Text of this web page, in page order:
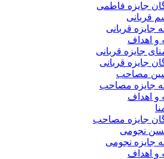
جایزه فاطمی
قربانی
جایزه قربانی
و اهداف
جایزه قربانی
جایزه قربانی
مصاحب
جایزه مصاحب
و اهداف
جایزه مصاحب
نجومی
جایزه نجومی
و اهداف